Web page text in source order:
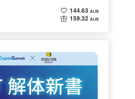
144.63 ALIS
159.32 ALIS